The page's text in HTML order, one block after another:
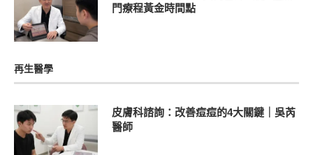
門療程黃金時間點
再生醫學
皮膚科諮詢：改善痘痘的4大關鍵｜吳芮
醫師